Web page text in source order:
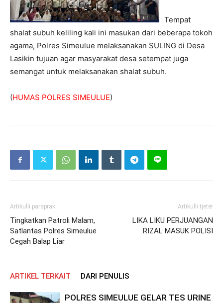
Tempat
shalat subuh keliling kali ini masukan dari beberapa tokoh
agama, Polres Simeulue melaksanakan SULING di Desa
Lasikin tujuan agar masyarakat desa setempat juga
semangat untuk melaksanakan shalat subuh.
(HUMAS POLRES SIMEULUE)
Artikulli paraprak
Tingkatkan Patroli Malam,
Satlantas Polres Simeulue
Cegah Balap Liar
Artikulli tjetër
LIKA LIKU PERJUANGAN
RIZAL MASUK POLISI
ARTIKEL TERKAIT DARI PENULIS
POLRES SIMEULUE GELAR TES URINE